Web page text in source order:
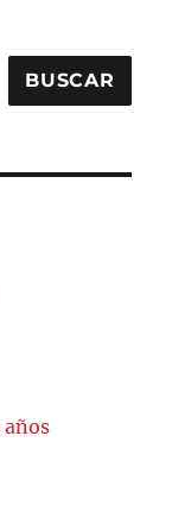
BUSCAR
años